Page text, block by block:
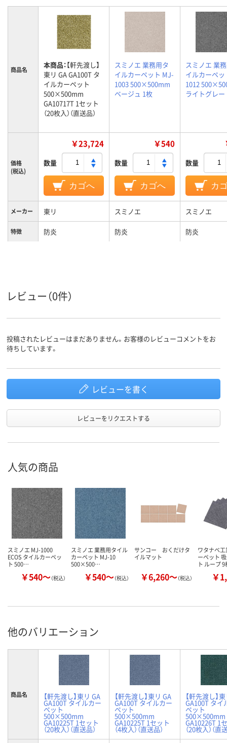
商品名 本商品：【軒先渡し】
東リ GA GA100T タ
イルカーペット
500×500mm
GA10717T 1セット
（20枚入）（直送品）
スミノエ 業務用タ
イルカーペット MJ-
1003 500×500mm
ベージュ 1枚
スミノエ 業
イルカーペ
1012
ライトグレー
価格
(税込)
￥23,724
数量
カゴへ
￥540
数量
カゴへ
数量
カ
メーカー 東リ スミノエ スミノエ
特徴 防炎 防炎 防炎
レビュー（0件）
投稿されたレビューはまだありません。お客様のレビューコメントをお
待ちしています。
レビューを書く
レビューをリクエストする
人気の商品
スミノエ MJ-1000
ECOS タイルカーペッ
ト 500…
￥540～（税込）
スミノエ 業務用タイル
カーペット MJ-10
500×500…
￥540～（税込）
サンコー おくだけタ
イルマット
￥6,260～（税込）
ワタナベ
ーペット
ト ループ
￥
他のバリエーション
商品名 【軒先渡し】東リ GA
GA100T タイルカー
ペット
500×500mm
GA10225T 1セット
（20枚入）（直送品）
【軒先渡し】東リ GA
GA100T タイルカー
ペット
500×500mm
GA10225T 1セット
（4枚入）（直送品）
【軒先渡し】
GA100T タイ
ペット
500×500mm
GA10226T 1
（20枚入）（直